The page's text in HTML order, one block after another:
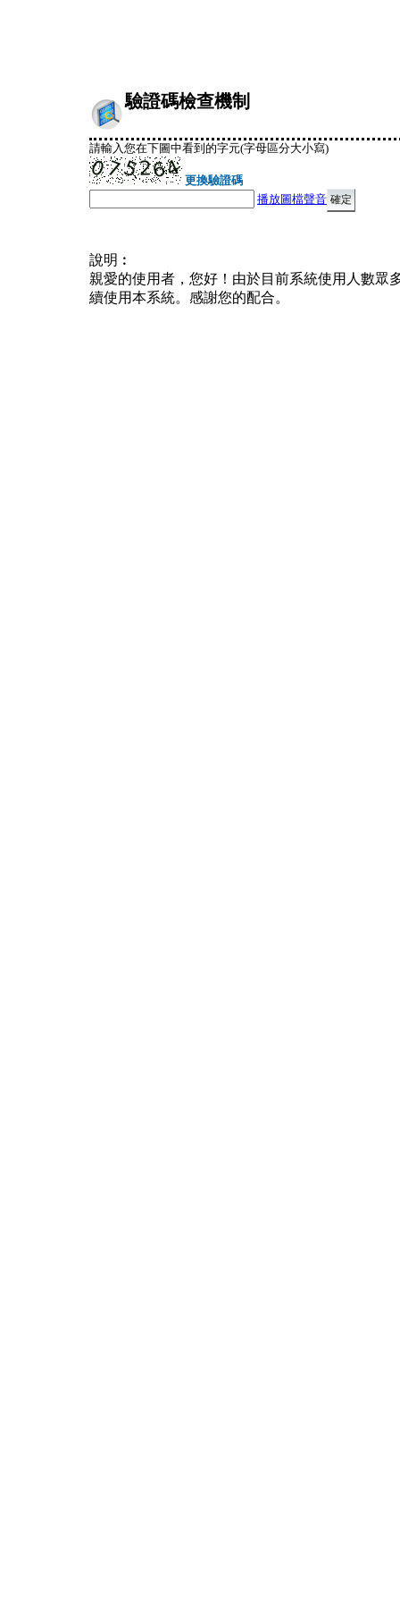
驗證碼檢查機制
請輸入您在下圖中看到的字元(字母區分大小寫)
更換驗證碼
播放圖檔聲音
說明︰
親愛的使用者，您好！由於目前系統使用人數眾
續使用本系統。感謝您的配合。